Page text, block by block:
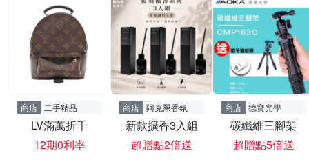
商店 二手精品
LV滿萬折千
12期0利率
商店 阿克黑香氛
新款擴香3入組
超贈點2倍送
商店 德寶光學
碳纖維三腳架
超贈點5倍送